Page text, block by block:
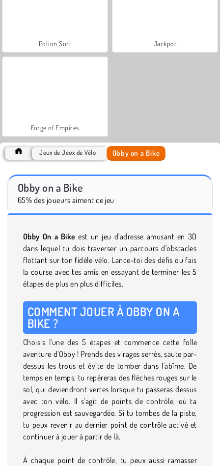
Potion Sort Jackpot
Forge of Empires
Jeux de Jeux de Vélo Obby on a Bike
Obby on a Bike
65% des joueurs aiment ce jeu
Obby On a Bike est un jeu d'adresse amusant en 3D
dans lequel tu dois traverser un parcours d'obstacles
flottant sur ton fidèle vélo. Lance-toi des défis ou fais
la course avec tes amis en essayant de terminer les 5
étapes de plus en plus difficiles.
COMMENT JOUER À OBBY ON A
BIKE ?
Choisis l'une des 5 étapes et commence cette folle
aventure d'Obby ! Prends des virages serrés, saute par-
dessus les trous et évite de tomber dans l'abîme. De
temps en temps, tu repéreras des flèches rouges sur le
sol, qui deviendront vertes lorsque tu passeras dessus
avec ton vélo. Il s'agit de points de contrôle, où ta
progression est sauvegardée. Si tu tombes de la piste,
tu peux revenir au dernier point de contrôle activé et
continuer à jouer à partir de là.
À chaque point de contrôle, tu peux aussi ramasser